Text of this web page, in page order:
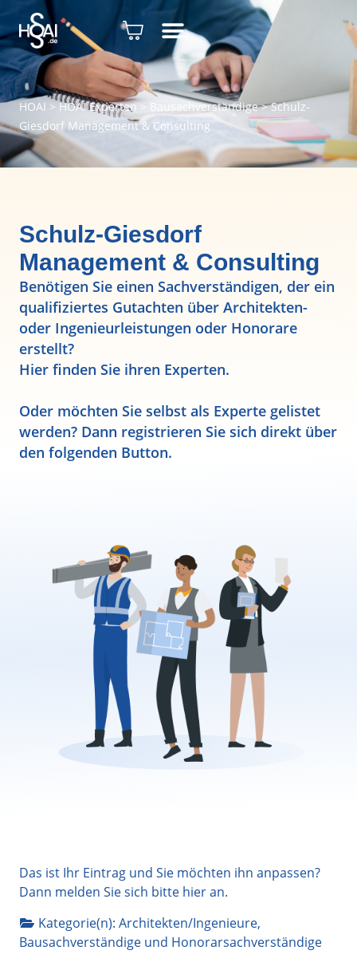
HOAI > HOAI Experten> Bausachverständige>Schulz-
Giesdorf Management & Consulting
Schulz-Giesdorf
Management & Consulting
Benötigen Sie einen Sachverständigen, der ein
qualifiziertes Gutachten über Architekten-
oder Ingenieurleistungen oder Honorare
erstellt?
Hier finden Sie ihren Experten.
Oder möchten Sie selbst als Experte gelistet
werden? Dann registrieren Sie sich direkt über
den folgenden Button.
Das ist Ihr Eintrag und Sie möchten ihn anpassen?
Dann melden Sie sich bitte hieran.
Kategorie(n): Architekten/Ingenieure,
Bausachverständige und Honorarsachverständige